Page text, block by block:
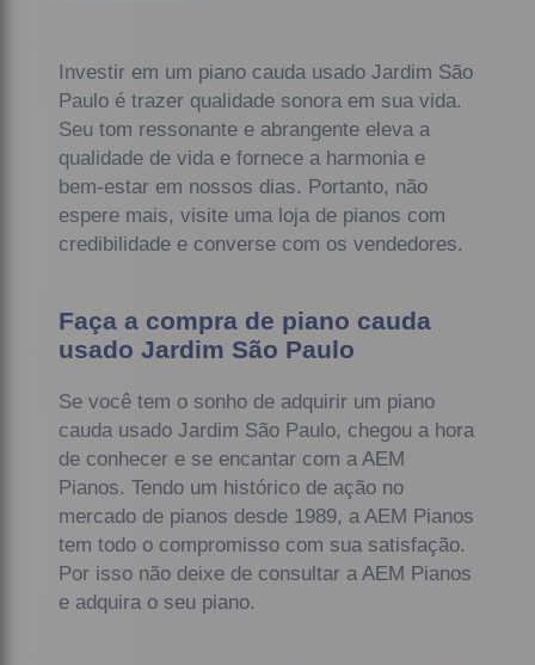
Investir em um piano cauda usado Jardim São
Paulo é trazer qualidade sonora em sua vida.
Seu tom ressonante e abrangente eleva a
qualidade de vida e fornece a harmonia e
bem-estar em nossos dias. Portanto, não
espere mais, visite uma loja de pianos com
credibilidade e converse com os vendedores.
Faça a compra de piano cauda
usado Jardim São Paulo
Se você tem o sonho de adquirir um piano
cauda usado Jardim São Paulo, chegou a hora
de conhecer e se encantar com a AEM
Pianos. Tendo um histórico de ação no
mercado de pianos desde 1989, a AEM Pianos
tem todo o compromisso com sua satisfação.
Por isso não deixe de consultar a AEM Pianos
e adquira o seu piano.